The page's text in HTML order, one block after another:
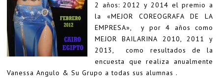
2 años: 2012 y 2014 el premio a
la «MEJOR COREOGRAFA DE LA
EMPRESA», y por 4 años como
MEJOR BAILARINA 2010, 2011 y
2013, como resultados de la
encuesta que realiza anualmente
Vanessa Angulo & Su Grupo a todas sus alumnas .